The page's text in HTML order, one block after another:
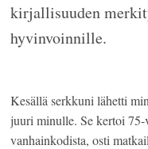
kirjallisuuden
hyvinvoinnille.
Kesällä serkkuni lähetti
juuri minulle. Se kertoi 75-
vanhainkodista, osti